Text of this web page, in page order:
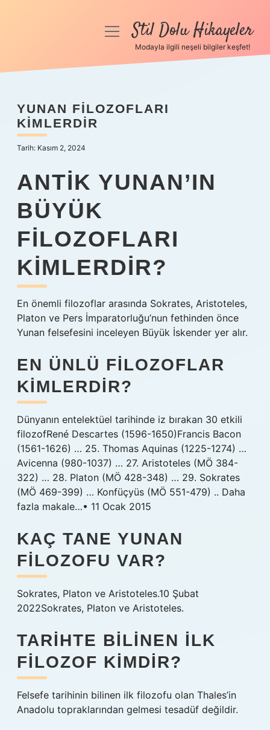
Anasayfa
Yasal Uyarı
Hakkımızda
menüyüStil Dolu Hikayeler
Modayla ilgili neşeli bilgiler keşfet!
YUNAN FILOZOFLARI
KIMLERDIR
Tarih: Kasım 2, 2024
ANTIK YUNAN’IN
BÜYÜK
FILOZOFLARI
KIMLERDIR?
En önemli filozoflar arasında Sokrates, Aristoteles,
Platon ve Pers İmparatorluğu’nun fethinden önce
Yunan felsefesini inceleyen Büyük İskender yer alır.
EN ÜNLÜ FILOZOFLAR
KIMLERDIR?
Dünyanın entelektüel tarihinde iz bırakan 30 etkili
filozofRené Descartes (1596-1650)Francis Bacon
(1561-1626) … 25. Thomas Aquinas (1225-1274) …
Avicenna (980-1037) … 27. Aristoteles (MÖ 384-
322) … 28. Platon (MÖ 428-348) … 29. Sokrates
(MÖ 469-399) … Konfüçyüs (MÖ 551-479) .. Daha
fazla makale…• 11 Ocak 2015
KAÇ TANE YUNAN
FILOZOFU VAR?
Sokrates, Platon ve Aristoteles.10 Şubat
2022Sokrates, Platon ve Aristoteles.
TARIHTE BILINEN ILK
FILOZOF KIMDIR?
Felsefe tarihinin bilinen ilk filozofu olan Thales’in
Anadolu topraklarından gelmesi tesadüf değildir.